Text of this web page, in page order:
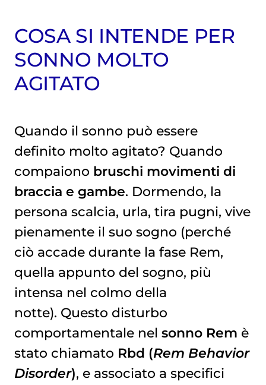
COSA SI INTENDE PER
SONNO MOLTO
AGITATO
Quando il sonno può essere
definito molto agitato? Quando
compaiono bruschi movimenti di
braccia e gambe. Dormendo, la
persona scalcia, urla, tira pugni, vive
pienamente il suo sogno (perché
ciò accade durante la fase Rem,
quella appunto del sogno, più
intensa nel colmo della
notte). Questo disturbo
comportamentale nel sonno Rem è
stato chiamato Rbd (Rem Behavior
Disorder), e associato a specifici